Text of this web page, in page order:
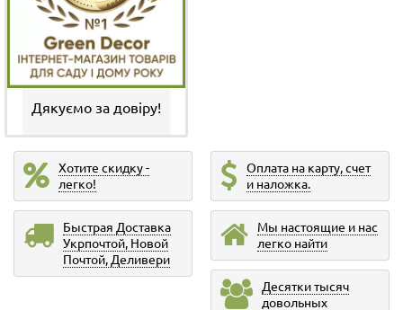
Дякуємо за довіру!
Хотите скидку -
легко!
Оплата на карту, счет
и наложка.
Быстрая Доставка
Укрпочтой, Новой
Почтой, Деливери
Мы настоящие и нас
легко найти
Десятки тысяч
довольных